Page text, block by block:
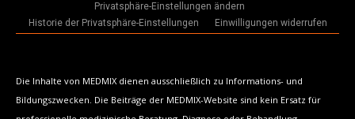
Privatsphäre-Einstellungen ändern
Historie der Privatsphäre-Einstellungen
Einwilligungen widerrufen
Die Inhalte von MEDMIX dienen ausschließlich zu Informations- und
Bildungszwecken. Die Beiträge der MEDMIX-Website sind kein Ersatz für